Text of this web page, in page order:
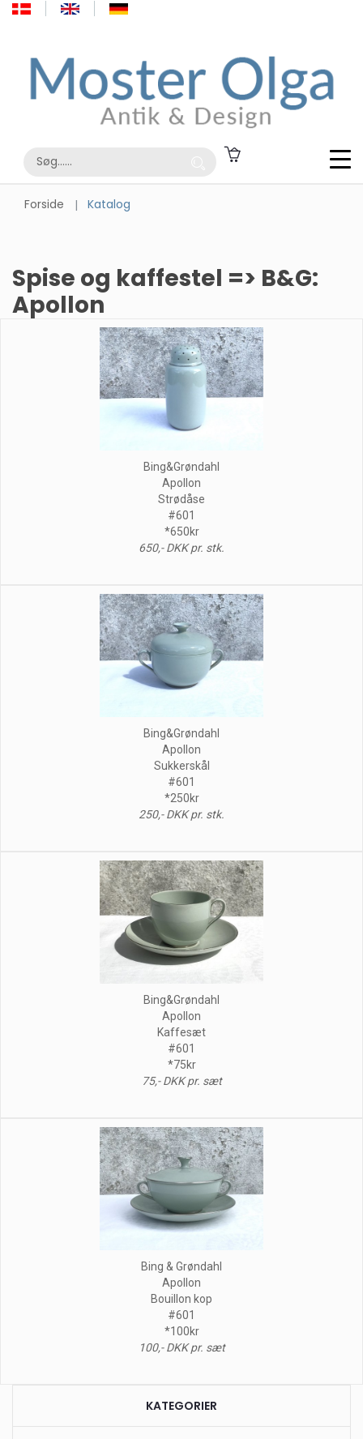
Forside Katalog
Spise og kaffestel => B&G:
Apollon
Bing&Grøndahl
Apollon
Strødåse
#601
*650kr
650,- DKK pr. stk.
Bing&Grøndahl
Apollon
Sukkerskål
#601
*250kr
250,- DKK pr. stk.
Bing&Grøndahl
Apollon
Kaffesæt
#601
*75kr
75,- DKK pr. sæt
Bing & Grøndahl
Apollon
Bouillon kop
#601
*100kr
100,- DKK pr. sæt
KATEGORIER